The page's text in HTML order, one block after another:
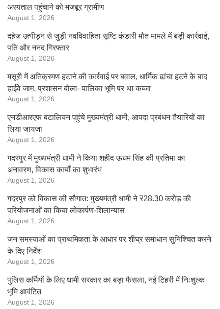
अस्पताल पहुंचाने को मजबूर ग्रामीण
August 1, 2026
दहेज उत्पीड़न से जुड़ी नवविवाहिता सृष्टि कंडारी मौत मामले में बड़ी कार्रवाई,
पति और ननद गिरफ्तार
August 1, 2026
मसूरी में अतिक्रमण हटाने की कार्रवाई पर बवाल, धार्मिक ढांचा हटने के बाद
हाईवे जाम, प्रशासन बोला- पालिका भूमि पर था कब्जा
August 1, 2026
एनडीआरएफ बटालियन पहुंचे मुख्यमंत्री धामी, आपदा प्रबंधन तैयारियों का
लिया जायजा
August 1, 2026
गदरपुर में मुख्यमंत्री धामी ने किया शहीद ऊधम सिंह की प्रतिमा का
अनावरण, विकास कार्यों का शुभारंभ
August 1, 2026
गदरपुर को विकास की सौगात: मुख्यमंत्री धामी ने ₹28.30 करोड़ की
परियोजनाओं का किया लोकार्पण-शिलान्यास
August 1, 2026
जन समस्याओं का प्राथमिकता के आधार पर शीघ्र समाधान सुनिश्चित करने
के दिए निर्देश
August 1, 2026
पुलिस कर्मियों के लिए धामी सरकार का बड़ा फैसला, नई टिहरी में निःशुल्क
भूमि आवंटित
August 1, 2026